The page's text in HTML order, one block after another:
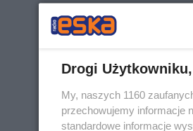
Drogi Użytkowniku,
My, naszych 1160
przechowujemy informacje
standardowe informacje